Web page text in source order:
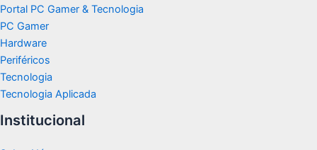
Portal PC Gamer & Tecnologia
PC Gamer
Hardware
Periféricos
Tecnologia
Tecnologia Aplicada
Institucional